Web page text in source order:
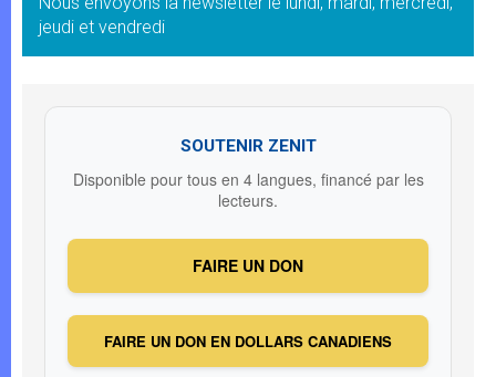
jeudi et vendredi
SOUTENIR ZENIT
Disponible pour tous en 4 langues, financé par les
lecteurs.
FAIRE UN DON
FAIRE UN DON EN DOLLARS CANADIENS